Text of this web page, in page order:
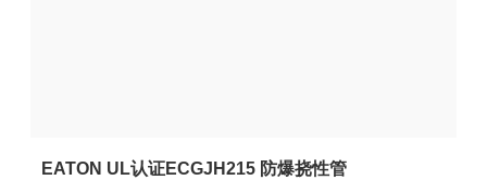
EATON UL认证ECGJH215 防爆挠性管